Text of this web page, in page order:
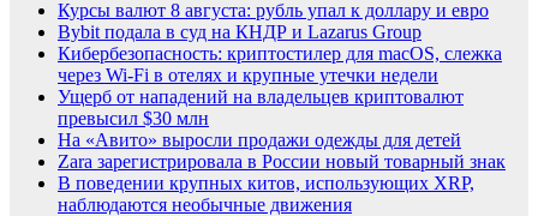
Курсы валют 8 августа: рубль упал к доллару и евро
Bybit подала в суд на КНДР и Lazarus Group
Кибербезопасность: криптостилер для macOS, слежка
через Wi-Fi в отелях и крупные утечки недели
Ущерб от нападений на владельцев криптовалют
превысил $30 млн
На «Авито» выросли продажи одежды для детей
Zara зарегистрировала в России новый товарный знак
В поведении крупных китов, использующих XRP,
наблюдаются необычные движения